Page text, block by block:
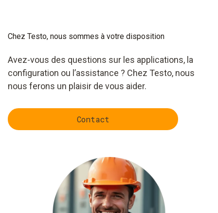
Chez Testo, nous sommes à votre disposition
Avez-vous des questions sur les applications, la
configuration ou l’assistance ? Chez Testo, nous
nous ferons un plaisir de vous aider.
Contact